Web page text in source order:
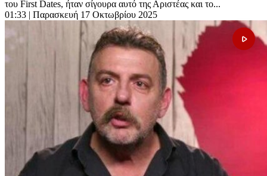
του First Dates, ήταν σίγουρα αυτό της Αριστέας και το...
01:33 | Παρασκευή 17 Οκτωβρίου 2025